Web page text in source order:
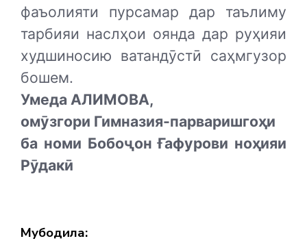
фаъолияти пурсамар дар таълиму
тарбияи наслҳои оянда дар руҳияи
худшиносию ватандӯстӣ саҳмгузор
бошем.
Умеда АЛИМОВА,
омӯзгори Гимназия-парваришгоҳи
ба номи Бобоҷон Ғафурови ноҳияи
Рӯдакӣ
Мубодила: